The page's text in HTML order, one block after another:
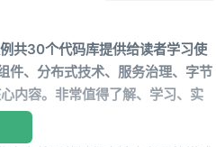
共30个代码库提供给读者学习使
件、分布式技术、服务治理、字节
内容。非常值得了解、学习、实